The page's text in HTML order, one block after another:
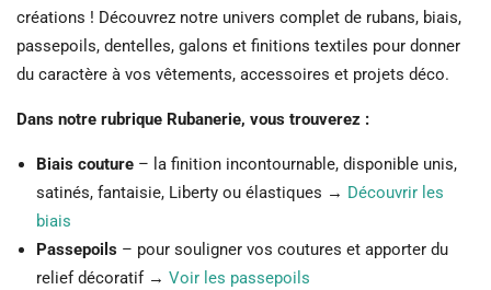
créations ! Découvrez notre univers complet de rubans, biais,
passepoils, dentelles, galons et finitions textiles pour donner
du caractère à vos vêtements, accessoires et projets déco.
Dans notre rubrique Rubanerie, vous trouverez :
Biais couture – la finition incontournable, disponible unis,
satinés, fantaisie, Liberty ou élastiques → Découvrir les
biais
Passepoils – pour souligner vos coutures et apporter du
relief décoratif → Voir les passepoils